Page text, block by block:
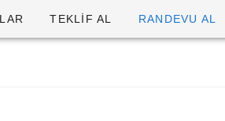
TEKLİF AL RANDEVU AL